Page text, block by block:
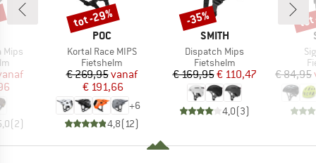
Mips
prijs
(2)
MERK
POC
Artikel
Kortal Race MIPS
Productgroep
Fietshelm
Prijs
€ 269,95Verlaagde prijs
vanaf
€ 191,66
+6
4,8(12)
Korting
tot -29%
MERK
SMITH
Artikel
Dispatch Mips
Productgroep
Fietshelm
Prijs
€ 169,95Verlaagde prijs
€ 110,47
4,0(3)
Korting
-35%
€ 84,95